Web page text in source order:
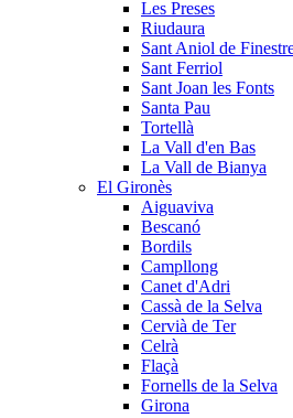
Les Preses
Riudaura
Sant Aniol de
Sant Ferriol
Sant Joan les Fonts
Santa Pau
Tortellà
La Vall d'en Bas
La Vall de Bianya
El Gironès
Aiguaviva
Bescanó
Bordils
Campllong
Canet d'Adri
Cassà de la Selva
Cervià de Ter
Celrà
Flaçà
Fornells de la Selva
Girona